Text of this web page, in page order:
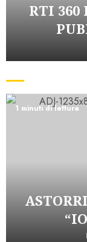
RTI 360
1 minuti di lettura